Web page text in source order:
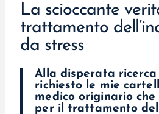
La scioccante
trattamento
da stress
Alla disperata
richiesto le mie
medico originario
per il trattamento